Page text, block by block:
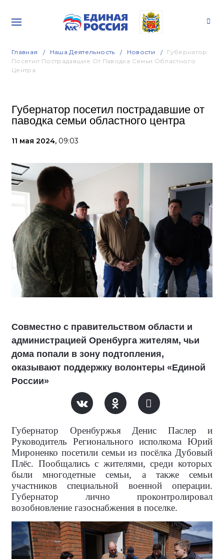
Главная Наша Деятельность Новости
Губернатор
Посетил Пострадавшие От Паводка Семьи Областного
Центра
Губернатор посетил пострадавшие от
паводка семьи областного центра
11 мая 2024, 09:03
Совместно с правительством области и
администрацией Оренбурга жителям, чьи
дома попали в зону подтопления,
оказывают поддержку волонтеры «Единой
России»
Губернатор Оренбуржья Денис Паслер и
Руководитель Регионального исполкома Юрий
Мироненко посетили семьи из посёлка Дубовый
Плёс. Пообщались с жителями, среди которых
были многодетные семьи, а также семьи
участников специальной военной операции.
Губернатор лично проконтролировал
возобновление газоснабжения в поселке.